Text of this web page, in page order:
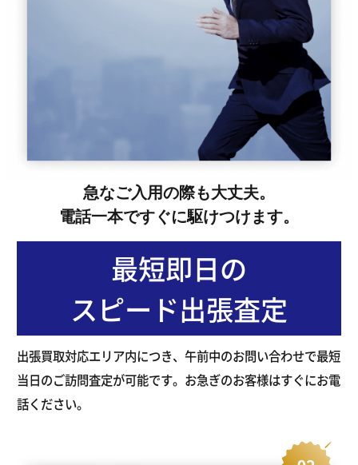
急なご入用の際も大丈夫。
電話一本ですぐに駆けつけます。
最短即日の
スピード出張査定
出張買取対応エリア内につき、午前中のお問い合わせで最短
当日のご訪問査定が可能です。お急ぎのお客様はすぐにお電
話ください。